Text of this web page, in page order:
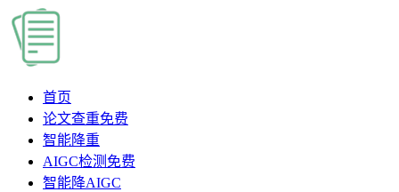
首页
论文查重免费
智能降重
AIGC检测 免费
智能降AIGC